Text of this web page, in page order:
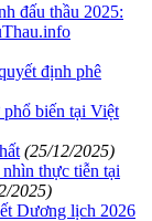
đấu thầu 2025:
định phê
biến tại Việt
(25/12/2025)
thực tiễn tại
2025)
Dương lịch 2026